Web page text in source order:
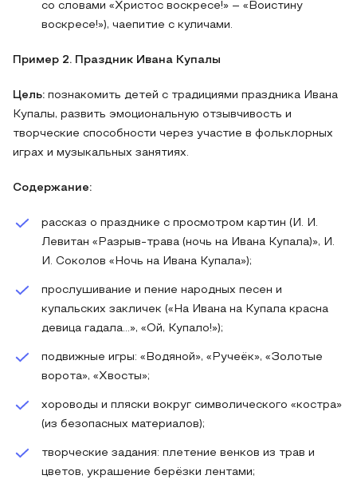
со словами «Христос воскресе!» – «Воистину
воскресе!»), чаепитие с куличами.
Пример 2. Праздник Ивана Купалы
Цель: познакомить детей с традициями праздника Ивана
Купалы, развить эмоциональную отзывчивость и
творческие способности через участие в фольклорных
играх и музыкальных занятиях.
Содержание:
рассказ о празднике с просмотром картин (И. И.
Левитан «Разрыв‑трава (ночь на Ивана Купала)», И.
И. Соколов «Ночь на Ивана Купала»);
прослушивание и пение народных песен и
купальских закличек («На Ивана на Купала красна
девица гадала…», «Ой, Купало!»);
подвижные игры: «Водяной», «Ручеёк», «Золотые
ворота», «Хвосты»;
хороводы и пляски вокруг символического «костра»
(из безопасных материалов);
творческие задания: плетение венков из трав и
цветов, украшение берёзки лентами;